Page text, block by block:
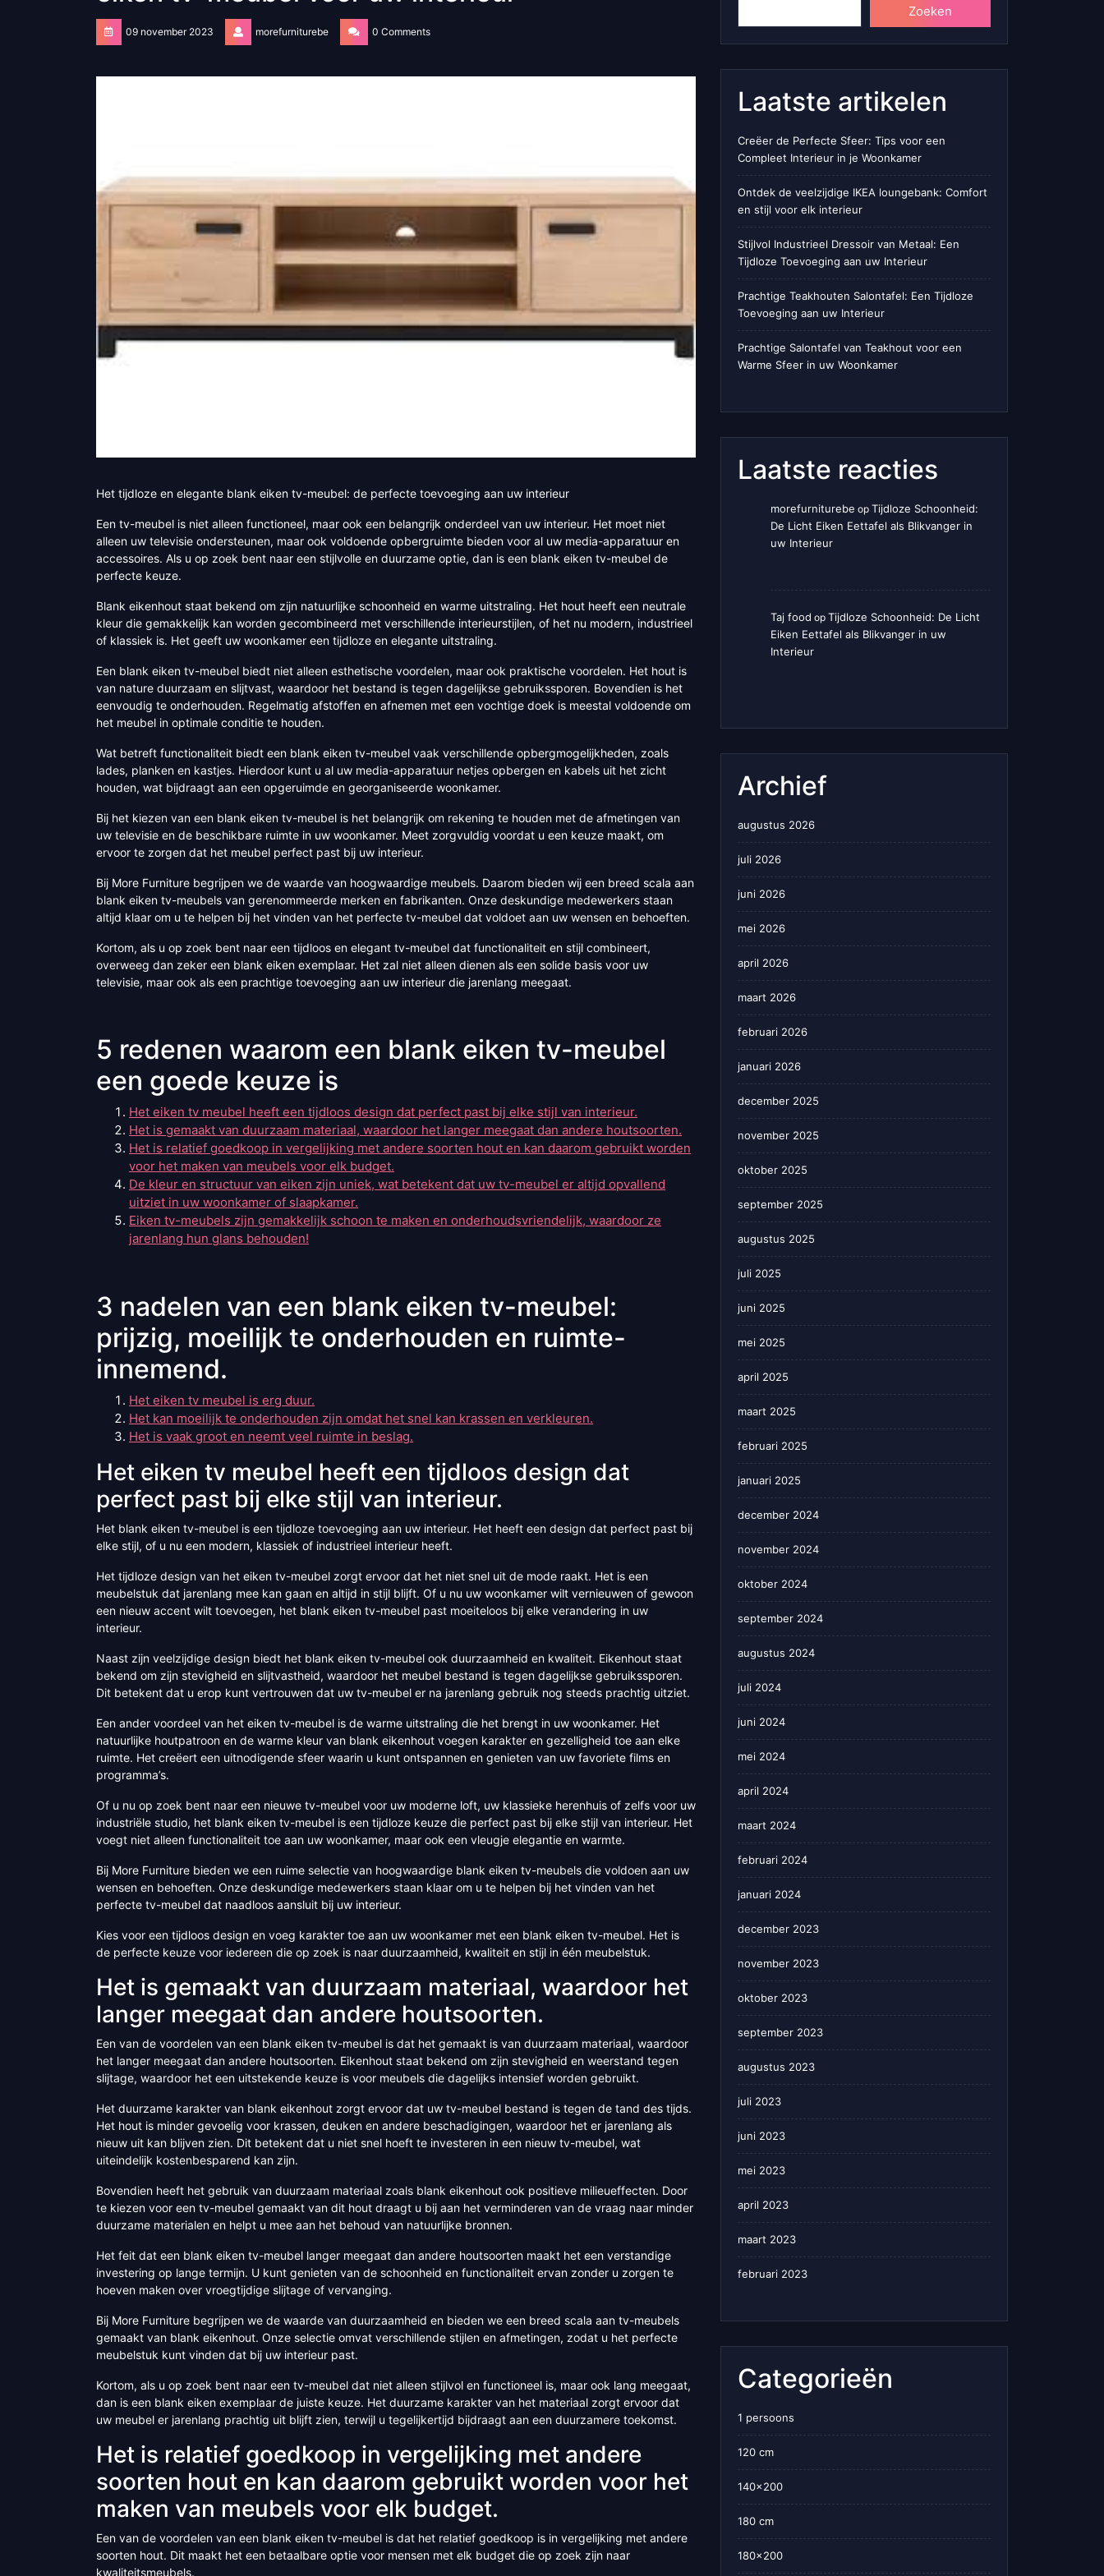
09 november 2023 morefurniturebe 0 Comments
Het tijdloze en elegante blank eiken tv-meubel: de perfecte toevoeging aan uw interieur
Een tv-meubel is niet alleen functioneel, maar ook een belangrijk onderdeel van uw interieur. Het moet niet
alleen uw televisie ondersteunen, maar ook voldoende opbergruimte bieden voor al uw media-apparatuur en
accessoires. Als u op zoek bent naar een stijlvolle en duurzame optie, dan is een blank eiken tv-meubel de
perfecte keuze.
Blank eikenhout staat bekend om zijn natuurlijke schoonheid en warme uitstraling. Het hout heeft een neutrale
kleur die gemakkelijk kan worden gecombineerd met verschillende interieurstijlen, of het nu modern, industrieel
of klassiek is. Het geeft uw woonkamer een tijdloze en elegante uitstraling.
Een blank eiken tv-meubel biedt niet alleen esthetische voordelen, maar ook praktische voordelen. Het hout is
van nature duurzaam en slijtvast, waardoor het bestand is tegen dagelijkse gebruikssporen. Bovendien is het
eenvoudig te onderhouden. Regelmatig afstoffen en afnemen met een vochtige doek is meestal voldoende om
het meubel in optimale conditie te houden.
Wat betreft functionaliteit biedt een blank eiken tv-meubel vaak verschillende opbergmogelijkheden, zoals
lades, planken en kastjes. Hierdoor kunt u al uw media-apparatuur netjes opbergen en kabels uit het zicht
houden, wat bijdraagt aan een opgeruimde en georganiseerde woonkamer.
Bij het kiezen van een blank eiken tv-meubel is het belangrijk om rekening te houden met de afmetingen van
uw televisie en de beschikbare ruimte in uw woonkamer. Meet zorgvuldig voordat u een keuze maakt, om
ervoor te zorgen dat het meubel perfect past bij uw interieur.
Bij More Furniture begrijpen we de waarde van hoogwaardige meubels. Daarom bieden wij een breed scala aan
blank eiken tv-meubels van gerenommeerde merken en fabrikanten. Onze deskundige medewerkers staan
altijd klaar om u te helpen bij het vinden van het perfecte tv-meubel dat voldoet aan uw wensen en behoeften.
Kortom, als u op zoek bent naar een tijdloos en elegant tv-meubel dat functionaliteit en stijl combineert,
overweeg dan zeker een blank eiken exemplaar. Het zal niet alleen dienen als een solide basis voor uw
televisie, maar ook als een prachtige toevoeging aan uw interieur die jarenlang meegaat.
5 redenen waarom een blank eiken tv-meubel
een goede keuze is
Het eiken tv meubel heeft een tijdloos design dat perfect past bij elke stijl van interieur.
Het is gemaakt van duurzaam materiaal, waardoor het langer meegaat dan andere houtsoorten.
Het is relatief goedkoop in vergelijking met andere soorten hout en kan daarom gebruikt worden
voor het maken van meubels voor elk budget.
De kleur en structuur van eiken zijn uniek, wat betekent dat uw tv-meubel er altijd opvallend
uitziet in uw woonkamer of slaapkamer.
Eiken tv-meubels zijn gemakkelijk schoon te maken en onderhoudsvriendelijk, waardoor ze
jarenlang hun glans behouden!
3 nadelen van een blank eiken tv-meubel:
prijzig, moeilijk te onderhouden en ruimte-
innemend.
Het eiken tv meubel is erg duur.
Het kan moeilijk te onderhouden zijn omdat het snel kan krassen en verkleuren.
Het is vaak groot en neemt veel ruimte in beslag.
Het eiken tv meubel heeft een tijdloos design dat
perfect past bij elke stijl van interieur.
Het blank eiken tv-meubel is een tijdloze toevoeging aan uw interieur. Het heeft een design dat perfect past bij
elke stijl, of u nu een modern, klassiek of industrieel interieur heeft.
Het tijdloze design van het eiken tv-meubel zorgt ervoor dat het niet snel uit de mode raakt. Het is een
meubelstuk dat jarenlang mee kan gaan en altijd in stijl blijft. Of u nu uw woonkamer wilt vernieuwen of gewoon
een nieuw accent wilt toevoegen, het blank eiken tv-meubel past moeiteloos bij elke verandering in uw
interieur.
Naast zijn veelzijdige design biedt het blank eiken tv-meubel ook duurzaamheid en kwaliteit. Eikenhout staat
bekend om zijn stevigheid en slijtvastheid, waardoor het meubel bestand is tegen dagelijkse gebruikssporen.
Dit betekent dat u erop kunt vertrouwen dat uw tv-meubel er na jarenlang gebruik nog steeds prachtig uitziet.
Een ander voordeel van het eiken tv-meubel is de warme uitstraling die het brengt in uw woonkamer. Het
natuurlijke houtpatroon en de warme kleur van blank eikenhout voegen karakter en gezelligheid toe aan elke
ruimte. Het creëert een uitnodigende sfeer waarin u kunt ontspannen en genieten van uw favoriete films en
programma’s.
Of u nu op zoek bent naar een nieuwe tv-meubel voor uw moderne loft, uw klassieke herenhuis of zelfs voor uw
industriële studio, het blank eiken tv-meubel is een tijdloze keuze die perfect past bij elke stijl van interieur. Het
voegt niet alleen functionaliteit toe aan uw woonkamer, maar ook een vleugje elegantie en warmte.
Bij More Furniture bieden we een ruime selectie van hoogwaardige blank eiken tv-meubels die voldoen aan uw
wensen en behoeften. Onze deskundige medewerkers staan klaar om u te helpen bij het vinden van het
perfecte tv-meubel dat naadloos aansluit bij uw interieur.
Kies voor een tijdloos design en voeg karakter toe aan uw woonkamer met een blank eiken tv-meubel. Het is
de perfecte keuze voor iedereen die op zoek is naar duurzaamheid, kwaliteit en stijl in één meubelstuk.
Het is gemaakt van duurzaam materiaal, waardoor het
langer meegaat dan andere houtsoorten.
Een van de voordelen van een blank eiken tv-meubel is dat het gemaakt is van duurzaam materiaal, waardoor
het langer meegaat dan andere houtsoorten. Eikenhout staat bekend om zijn stevigheid en weerstand tegen
slijtage, waardoor het een uitstekende keuze is voor meubels die dagelijks intensief worden gebruikt.
Het duurzame karakter van blank eikenhout zorgt ervoor dat uw tv-meubel bestand is tegen de tand des tijds.
Het hout is minder gevoelig voor krassen, deuken en andere beschadigingen, waardoor het er jarenlang als
nieuw uit kan blijven zien. Dit betekent dat u niet snel hoeft te investeren in een nieuw tv-meubel, wat
uiteindelijk kostenbesparend kan zijn.
Bovendien heeft het gebruik van duurzaam materiaal zoals blank eikenhout ook positieve milieueffecten. Door
te kiezen voor een tv-meubel gemaakt van dit hout draagt u bij aan het verminderen van de vraag naar minder
duurzame materialen en helpt u mee aan het behoud van natuurlijke bronnen.
Het feit dat een blank eiken tv-meubel langer meegaat dan andere houtsoorten maakt het een verstandige
investering op lange termijn. U kunt genieten van de schoonheid en functionaliteit ervan zonder u zorgen te
hoeven maken over vroegtijdige slijtage of vervanging.
Bij More Furniture begrijpen we de waarde van duurzaamheid en bieden we een breed scala aan tv-meubels
gemaakt van blank eikenhout. Onze selectie omvat verschillende stijlen en afmetingen, zodat u het perfecte
meubelstuk kunt vinden dat bij uw interieur past.
Kortom, als u op zoek bent naar een tv-meubel dat niet alleen stijlvol en functioneel is, maar ook lang meegaat,
dan is een blank eiken exemplaar de juiste keuze. Het duurzame karakter van het materiaal zorgt ervoor dat
uw meubel er jarenlang prachtig uit blijft zien, terwijl u tegelijkertijd bijdraagt aan een duurzamere toekomst.
Het is relatief goedkoop in vergelijking met andere
soorten hout en kan daarom gebruikt worden voor het
maken van meubels voor elk budget.
Een van de voordelen van een blank eiken tv-meubel is dat het relatief goedkoop is in vergelijking met andere
soorten hout. Dit maakt het een betaalbare optie voor mensen met elk budget die op zoek zijn naar
kwaliteitsmeubels.
Zoeken
Laatste artikelen
Creëer de Perfecte Sfeer: Tips voor een
Compleet Interieur in je Woonkamer
Ontdek de veelzijdige IKEA loungebank: Comfort
en stijl voor elk interieur
Stijlvol Industrieel Dressoir van Metaal: Een
Tijdloze Toevoeging aan uw Interieur
Prachtige Teakhouten Salontafel: Een Tijdloze
Toevoeging aan uw Interieur
Prachtige Salontafel van Teakhout voor een
Warme Sfeer in uw Woonkamer
Laatste reacties
morefurniturebe op Tijdloze Schoonheid:
De Licht Eiken Eettafel als Blikvanger in
uw Interieur
Taj food op Tijdloze Schoonheid: De Licht
Eiken Eettafel als Blikvanger in uw
Interieur
Archief
augustus 2026
juli 2026
juni 2026
mei 2026
april 2026
maart 2026
februari 2026
januari 2026
december 2025
november 2025
oktober 2025
september 2025
augustus 2025
juli 2025
juni 2025
mei 2025
april 2025
maart 2025
februari 2025
januari 2025
december 2024
november 2024
oktober 2024
september 2024
augustus 2024
juli 2024
juni 2024
mei 2024
april 2024
maart 2024
februari 2024
januari 2024
december 2023
november 2023
oktober 2023
september 2023
augustus 2023
juli 2023
juni 2023
mei 2023
april 2023
maart 2023
februari 2023
Categorieën
1 persoons
120 cm
140×200
180 cm
180×200